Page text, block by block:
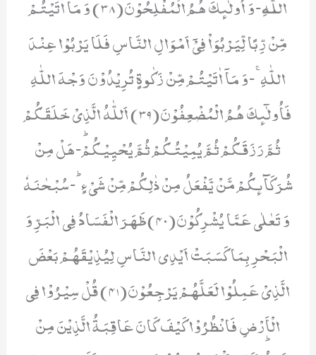
مِّنْ رِّبًا لِّیَرْبُوَاۡ فِیْۤ اَمْوَالِ النَّاسِ فَلَا یَرْبُوْا عِنْدَ
اللّٰهِۚ-وَ مَاۤ اٰتَیْتُمْ مِّنْ زَكٰوةٍ تُرِیْدُوْنَ وَجْهَ اللّٰهِ
فَاُولٰٓىٕكَ هُمُ الْمُضْعِفُوْنَ(39) اَللّٰهُ الَّذِیْ خَلَقَكُمْ
ثُمَّ رَزَقَكُمْ ثُمَّ یُمِیْتُكُمْ ثُمَّ یُحْیِیْكُمْؕ-هَلْ مِنْ
شُرَكَآىٕكُمْ مَّنْ یَّفْعَلُ مِنْ ذٰلِكُمْ مِّنْ شَیْءٍؕ-سُبْحٰنَهٗ
وَ تَعٰلٰى عَمَّا یُشْرِكُوْنَ(40)ظَهَرَ الْفَسَادُ فِی الْبَرِّ وَ
الْبَحْرِ بِمَا كَسَبَتْ اَیْدِی النَّاسِ لِیُذِیْقَهُمْ بَعْضَ
الَّذِیْ عَمِلُوْا لَعَلَّهُمْ یَرْجِعُوْنَ(41) قُلْ سِیْرُوْا فِی
الْاَرْضِ فَانْظُرُوْا كَیْفَ كَانَ عَاقِبَةُ الَّذِیْنَ مِنْ